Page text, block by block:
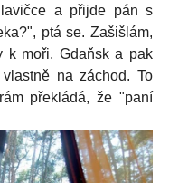
a přijde pán s
ptá se. Zašišlám,
k moři. Gdaňsk a pak
na záchod. To
překládá, že "paní